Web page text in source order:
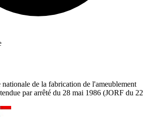
de la fabrication de l'ameublement
par arrêté du 28 mai 1986 (JORF du 22